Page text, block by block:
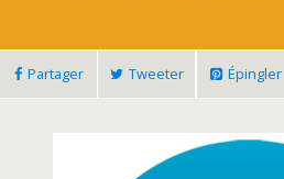
Partager Tweeter Épingler